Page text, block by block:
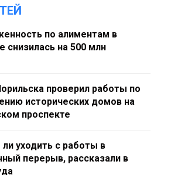
по алиментам в
снизилась на 500 млн
проверил работы по
исторических домов на
проспекте
уходить с работы в
перерыв, рассказали в